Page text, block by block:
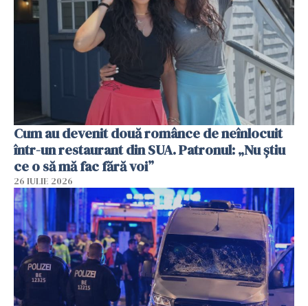
Cum au devenit două românce de neînlocuit
într-un restaurant din SUA. Patronul: „Nu știu
ce o să mă fac fără voi”
26 IULIE 2026